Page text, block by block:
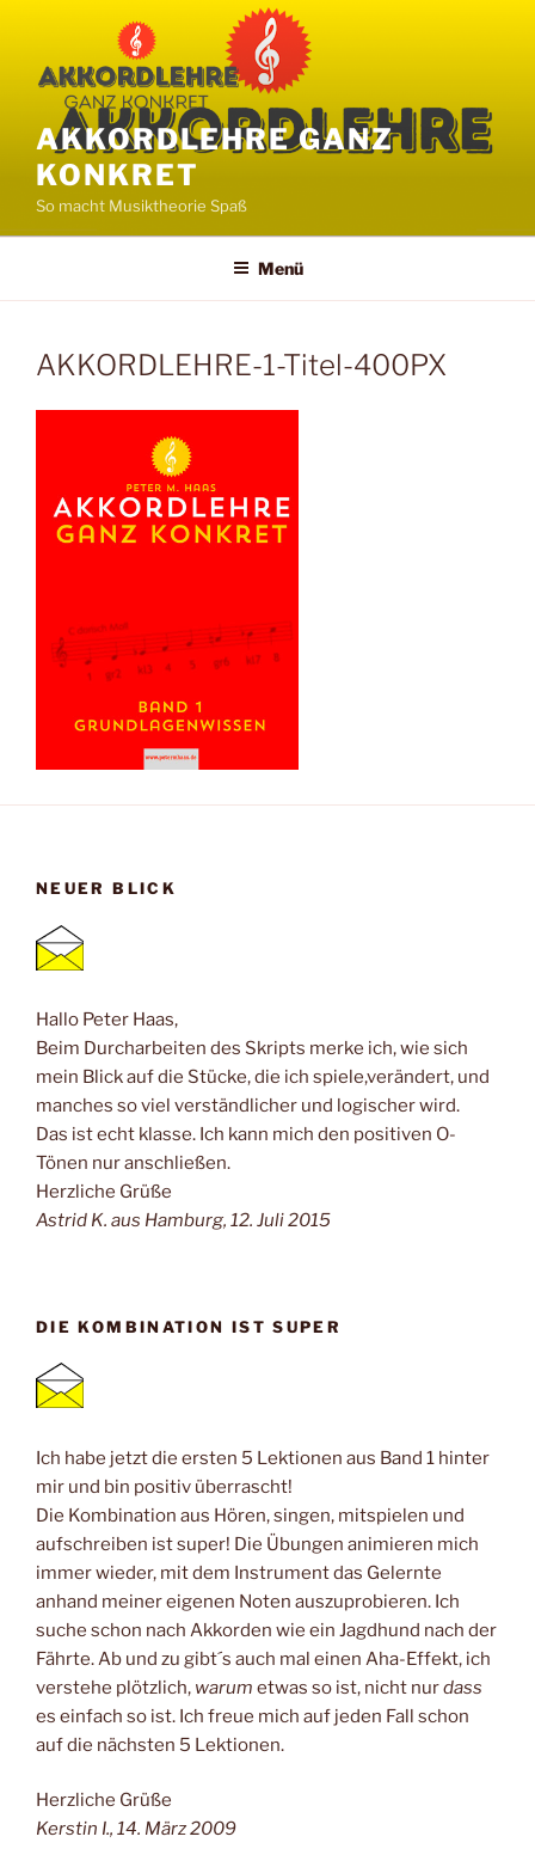
springen
AKKORDLEHRE GANZ
KONKRET
So macht Musiktheorie Spaß
Menü
AKKORDLEHRE-1-Titel-400PX
NEUER BLICK
Hallo Peter Haas,
Beim Durcharbeiten des Skripts merke ich, wie sich
mein Blick auf die Stücke, die ich spiele,verändert, und
manches so viel verständlicher und logischer wird.
Das ist echt klasse. Ich kann mich den positiven O-
Tönen nur anschließen.
Herzliche Grüße
Astrid K. aus Hamburg, 12. Juli 2015
DIE KOMBINATION IST SUPER
Ich habe jetzt die ersten 5 Lektionen aus Band 1 hinter
mir und bin positiv überrascht!
Die Kombination aus Hören, singen, mitspielen und
aufschreiben ist super! Die Übungen animieren mich
immer wieder, mit dem Instrument das Gelernte
anhand meiner eigenen Noten auszuprobieren. Ich
suche schon nach Akkorden wie ein Jagdhund nach der
Fährte. Ab und zu gibt´s auch mal einen Aha-Effekt, ich
verstehe plötzlich, warum etwas so ist, nicht nurdass
es einfach so ist. Ich freue mich auf jeden Fall schon
auf die nächsten 5 Lektionen.
Herzliche Grüße
Kerstin I., 14. März 2009